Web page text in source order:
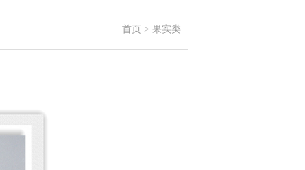
首页 > 果实类